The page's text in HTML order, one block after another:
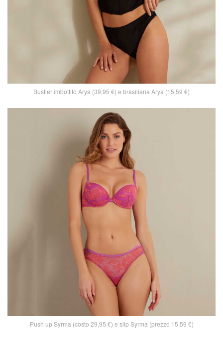
Bustier imbottito Arya (39,95 €) e brasiliana Arya (15,59 €)
Push up Syrma (costo 29,95 €) e slip Syrma (prezzo 15,59 €)